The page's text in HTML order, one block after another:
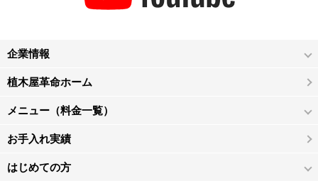
企業情報
植木屋革命ホーム
メニュー（料金一覧）
お手入れ実績
はじめての方